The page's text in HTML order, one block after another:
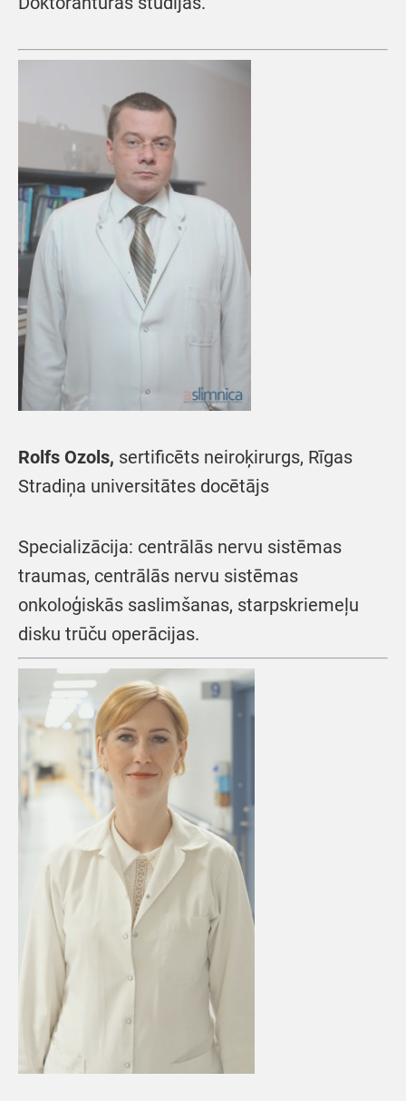
Rolfs Ozols, sertificēts neiroķirurgs, Rīgas
Stradiņa universitātes docētājs
Specializācija: centrālās nervu sistēmas
traumas, centrālās nervu sistēmas
onkoloģiskās saslimšanas, starpskriemeļu
disku trūču operācijas.